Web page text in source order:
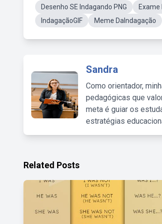
Desenho SE Indagando PNG
Exame
IndagaçãoGIF
Meme DaIndagação
Sandra
Como orientador,
pedagógicas que
meta é guiar os
estratégias
Related Posts